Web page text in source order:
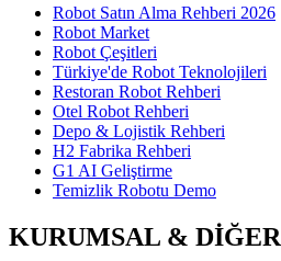
Robot Satın Alma Rehberi 2026
Robot Market
Robot Çeşitleri
Türkiye'de Robot Teknolojileri
Restoran Robot Rehberi
Otel Robot Rehberi
Depo & Lojistik Rehberi
H2 Fabrika Rehberi
G1 AI Geliştirme
Temizlik Robotu Demo
KURUMSAL & DİĞER